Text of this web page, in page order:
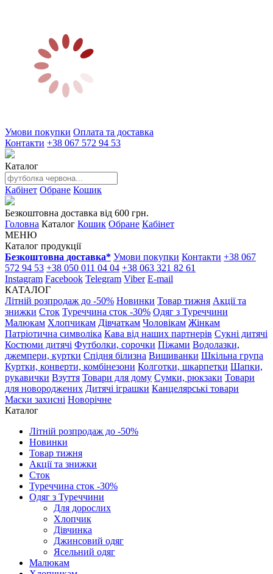
Умови покупки Оплата та доставка
Контакти +38 067 572 94 53
Каталог
Кабінет Обране Кошик
Безкоштовна доставка від 600 грн.
Головна Каталог Кошик Обране Кабінет
МЕНЮ
Каталог продукції
Безкоштовна доставка* Умови покупки Контакти +38 067
572 94 53 +38 050 011 04 04 +38 063 321 82 61
Instagram Facebook Telegram Viber E-mail
КАТАЛОГ
Літній розпродаж до -50% Новинки Товар тижня Акції та
знижки Сток Туреччина сток -30% Одяг з Туреччини
Малюкам Хлопчикам Дівчаткам Чоловікам Жінкам
Патріотична символіка Кава від наших партнерів Сукні дитячі
Костюми дитячі Футболки, сорочки Піжами Водолазки,
джемпери, куртки Спідня білизна Вишиванки Шкільна група
Куртки, конверти, комбінезони Колготки, шкарпетки Шапки,
рукавички Взуття Товари для дому Сумки, рюкзаки Товари
для новороджених Дитячі іграшки Канцелярські товари
Маски захисні Новорічне
Каталог
Літній розпродаж до -50%
Новинки
Товар тижня
Акції та знижки
Сток
Туреччина сток -30%
Одяг з Туреччини
Для дорослих
Хлопчик
Дівчинка
Джинсовий одяг
Ясельний одяг
Малюкам